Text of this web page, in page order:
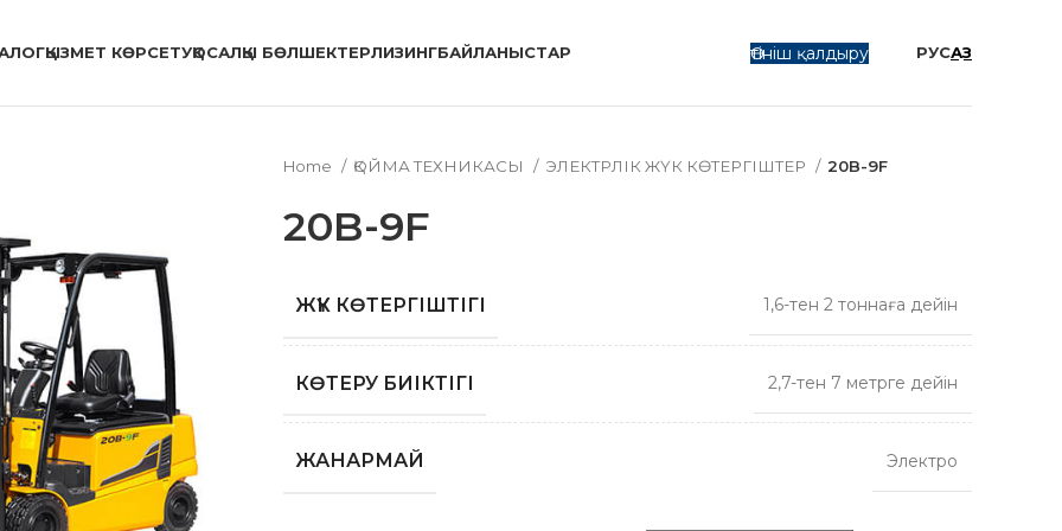
ҚЫЗМЕТ КӨРСЕТУҚОСАЛҚЫ БӨЛШЕКТЕРЛИЗИНГБАЙЛАНЫСТАР Өтініш қалдыру РУСҚАЗ
Home ҚОЙМА ТЕХНИКАСЫ ЭЛЕКТРЛІК ЖҮК КӨТЕРГІШТЕР 20B-9F
20B-9F
ЖҮК КӨТЕРГІШТІГІ 1,6-тен 2 тоннаға дейін
КӨТЕРУ БИІКТІГІ 2,7-тен 7 метрге дейін
ЖАНАРМАЙ Электро